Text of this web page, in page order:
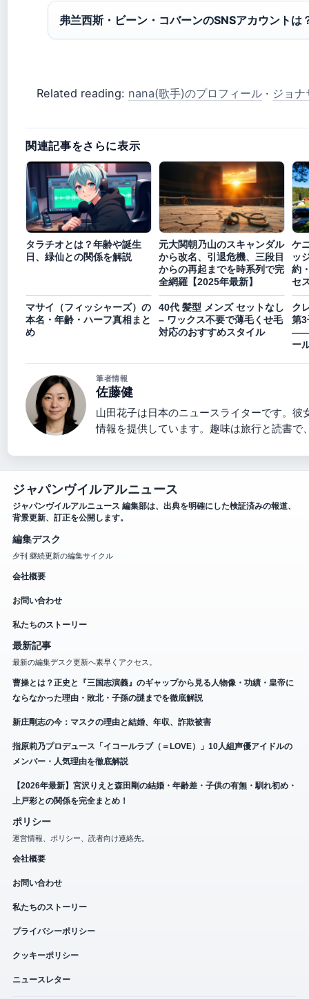
弗兰西斯・ビーン・コバーンのSNSアカウントは
Related reading: nana(歌手)のプロフィール · ジョ
関連記事をさらに表示
タラチオとは？年齢や誕生
日、緑仙との関係を解説
元大関朝乃山のスキャンダル
から改名、引退危機、三段目
からの再起までを時系列で完
全網羅【2025年最新】
ケ
ッ
約
セ
マサイ（フィッシャーズ）の
本名・年齢・ハーフ真相まと
め
40代 髪型 メンズ セットなし
– ワックス不要で薄毛くせ毛
対応のおすすめスタイル
ク
第3
――
ー
筆者情報
佐藤健
山田花子は日本のニュースライターです。
情報を提供しています。趣味は旅行と読書で
ジャパンヴイルアルニュース
ジャパンヴイルアルニュース 編集部は、出典を明確にした検証済みの報道、
背景更新、訂正を公開します。
編集デスク
夕刊 継続更新の編集サイクル
会社概要
お問い合わせ
私たちのストーリー
最新記事
最新の編集デスク更新へ素早くアクセス。
曹操とは？正史と『三国志演義』のギャップから見る人物像・功績・皇帝に
ならなかった理由・敗北・子孫の謎までを徹底解説
新庄剛志の今：マスクの理由と結婚、年収、詐欺被害
指原莉乃プロデュース「イコールラブ（＝LOVE）」10人組声優アイドルの
メンバー・人気理由を徹底解説
【2026年最新】宮沢りえと森田剛の結婚・年齢差・子供の有無・馴れ初め・
上戸彩との関係を完全まとめ！
ポリシー
運営情報、ポリシー、読者向け連絡先。
会社概要
お問い合わせ
私たちのストーリー
プライバシーポリシー
クッキーポリシー
ニュースレター